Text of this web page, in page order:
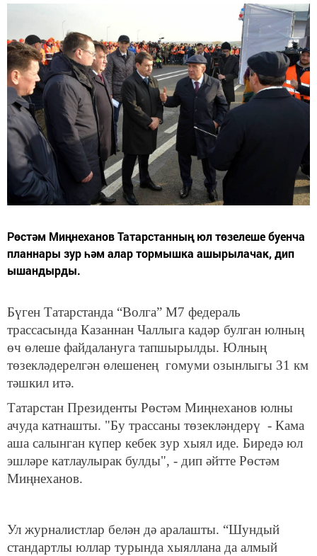
Рөстәм Миңнеханов Татарстанның юл төзелеше буенча
планнары зур һәм алар тормышка ашырылачак, дип
ышандырды.
Бүген Татарстанда “Волга” М7 федераль
трассасында Казаннан Чаллыга кадәр булган юлның
өч өлеше файдалануга тапшырылды. Юлның
төзекләдерелгән өлешенең гомуми озынлыгы 31 км
тәшкил итә.
Татарстан Президенты Рөстәм Миңнеханов юлны
ачуда катнашты. "Бу трассаны төзекләндерү - Кама
аша салынган күпер кебек зур хыял иде. Биредә юл
эшләре катлаулырак булды", - дип әйтте Рөстәм
Миңнеханов.
Ул журналистлар белән дә аралашты. “Шундый
стандартлы юллар турында хыяллана да алмый